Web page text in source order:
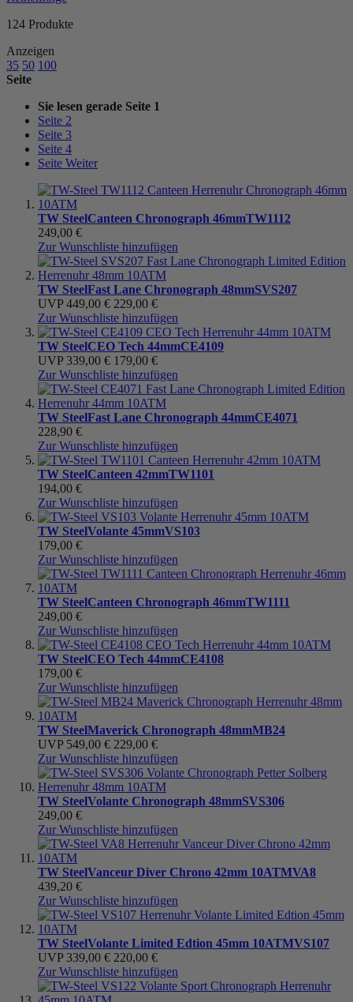
124 Produkte
Anzeigen
35 50 100
Seite
Sie lesen gerade Seite 1
Seite 2
Seite 3
Seite 4
Seite Weiter
TW SteelCanteen Chronograph 46mmTW1112
249,00 €
Zur Wunschliste hinzufügen
TW SteelFast Lane Chronograph 48mmSVS207
UVP 449,00 € 229,00 €
Zur Wunschliste hinzufügen
TW SteelCEO Tech 44mmCE4109
UVP 339,00 € 179,00 €
Zur Wunschliste hinzufügen
TW SteelFast Lane Chronograph 44mmCE4071
228,90 €
Zur Wunschliste hinzufügen
TW SteelCanteen 42mmTW1101
194,00 €
Zur Wunschliste hinzufügen
TW SteelVolante 45mmVS103
179,00 €
Zur Wunschliste hinzufügen
TW SteelCanteen Chronograph 46mmTW1111
249,00 €
Zur Wunschliste hinzufügen
TW SteelCEO Tech 44mmCE4108
179,00 €
Zur Wunschliste hinzufügen
TW SteelMaverick Chronograph 48mmMB24
UVP 549,00 € 229,00 €
Zur Wunschliste hinzufügen
TW SteelVolante Chronograph 48mmSVS306
249,00 €
Zur Wunschliste hinzufügen
TW SteelVanceur Diver Chrono 42mm 10ATMVA8
439,20 €
Zur Wunschliste hinzufügen
TW SteelVolante Limited Edtion 45mm 10ATMVS107
UVP 339,00 € 220,00 €
Zur Wunschliste hinzufügen